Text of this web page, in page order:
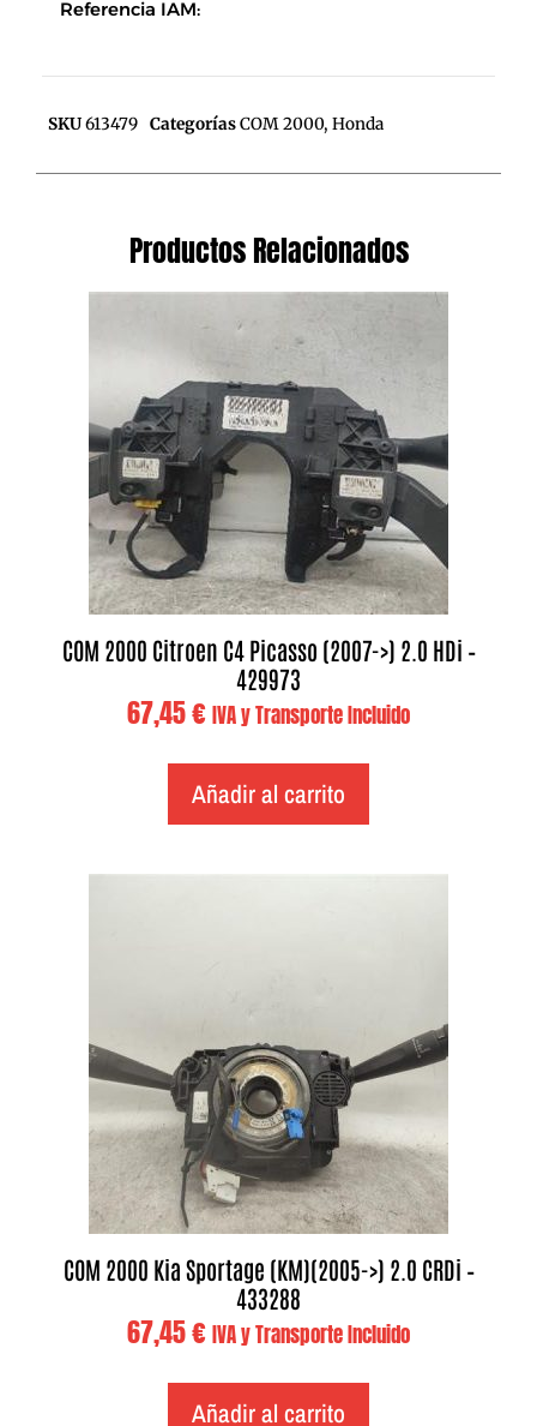
Referencia IAM:
SKU613479 CategoríasCOM 2000, Honda
Productos Relacionados
COM 2000 Citroen C4 Picasso (2007->) 2.0 HDi –
429973
67,45€ IVA y Transporte Incluido
Añadir al carrito
COM 2000 Kia Sportage (KM)(2005->) 2.0 CRDi –
433288
67,45€ IVA y Transporte Incluido
Añadir al carrito